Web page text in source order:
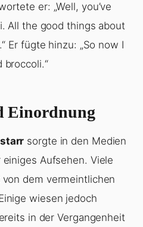
er: „Well, you’ve
All the good things about
Er fügte hinzu: „So now I
broccoli.“
Einordnung
sorgte in den Medien
Aufsehen. Viele
dem vermeintlichen
wiesen jedoch
in der Vergangenheit